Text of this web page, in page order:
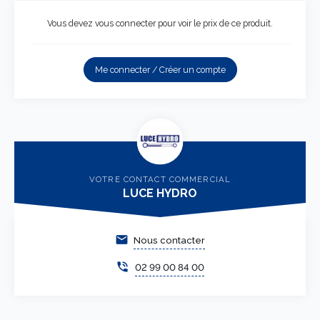
Vous devez vous connecter pour voir le prix de ce produit.
Me connecter / Créer un compte
VOTRE CONTACT COMMERCIAL
LUCE HYDRO
email Nous contacter
phone_in_talk 02 99 00 84 00